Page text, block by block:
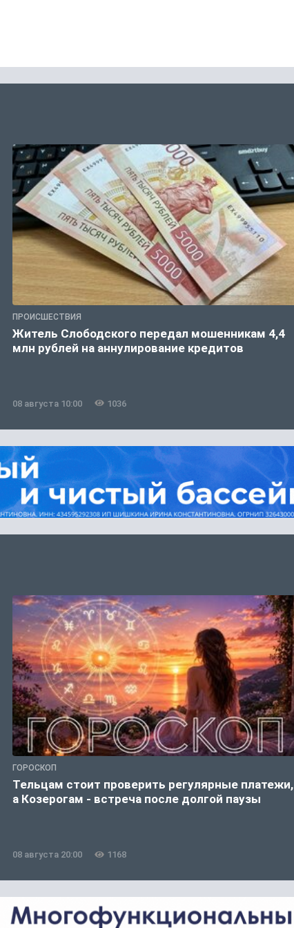
ПРОИСШЕСТВИЯ
Житель Слободского передал мошенникам 4,4
млн рублей на аннулирование кредитов
08 августа 10:00 1036
ГОРОСКОП
Тельцам стоит проверить регулярные платежи,
а Козерогам - встреча после долгой паузы
08 августа 20:00 1168